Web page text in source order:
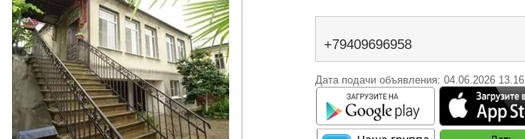
+79409696958
Дата подачи объявления: 04.06.2026 13.16